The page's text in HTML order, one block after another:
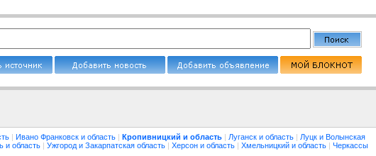
| Ивано Франковск и область | Кропивницкий и область | Луганск и область | Луцк и Волынская
и область | Ужгород и Закарпатская область | Херсон и область | Хмельницкий и область | Черкассы